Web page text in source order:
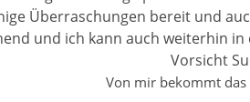
Überraschungen bereit und
und ich kann auch weiterhin
Vorsicht
Von mir bekommt